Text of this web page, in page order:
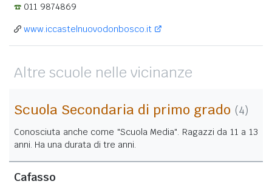
011 9874869
www.iccastelnuovodonbosco.it
Altre scuole nelle vicinanze
Scuola Secondaria di primo grado (4)
Conosciuta anche come "Scuola Media". Ragazzi da 11 a 13
anni. Ha una durata di tre anni.
Cafasso